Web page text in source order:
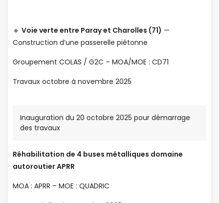
🔹 Voie verte entre Paray et Charolles (71) —
Construction d’une passerelle piétonne
Groupement COLAS / G2C – MOA/MOE : CD71
Travaux octobre à novembre 2025
Inauguration du 20 octobre 2025 pour démarrage
des travaux
Réhabilitation de 4 buses métalliques domaine
autoroutier APRR
MOA : APRR – MOE : QUADRIC